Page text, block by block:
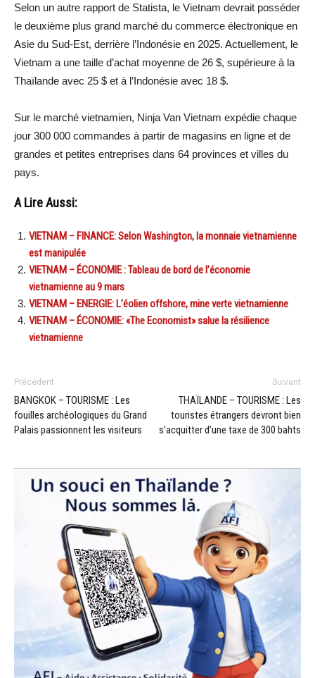
Selon un autre rapport de Statista, le Vietnam devrait posséder
le deuxième plus grand marché du commerce électronique en
Asie du Sud-Est, derrière l’Indonésie en 2025. Actuellement, le
Vietnam a une taille d’achat moyenne de 26 $, supérieure à la
Thaïlande avec 25 $ et à l’Indonésie avec 18 $.
Sur le marché vietnamien, Ninja Van Vietnam expédie chaque
jour 300 000 commandes à partir de magasins en ligne et de
grandes et petites entreprises dans 64 provinces et villes du
pays.
A Lire Aussi:
VIETNAM – FINANCE: Selon Washington, la monnaie vietnamienne
est manipulée
VIETNAM – ÉCONOMIE : Tableau de bord de l’économie
vietnamienne au 9 mars
VIETNAM – ENERGIE: L’éolien offshore, mine verte vietnamienne
VIETNAM – ÉCONOMIE: «The Economist» salue la résilience
vietnamienne
Précédent
BANGKOK – TOURISME : Les
fouilles archéologiques du Grand
Palais passionnent les visiteurs
Suivant
THAÏLANDE – TOURISME : Les
touristes étrangers devront bien
s’acquitter d’une taxe de 300 bahts